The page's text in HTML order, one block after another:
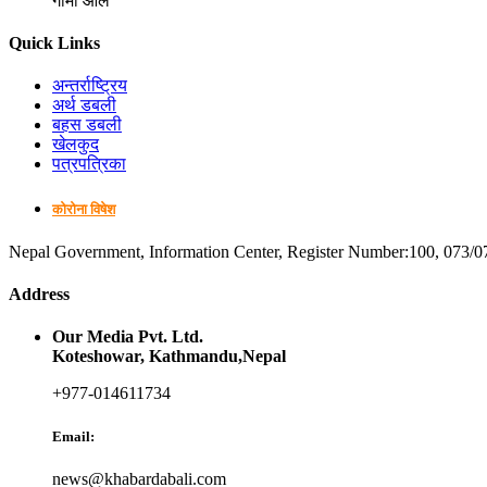
Quick Links
अन्तर्राष्ट्रिय
अर्थ डबली
बहस डबली
खेलकुद
पत्रपत्रिका
कोरोना विषेश
Nepal Government, Information Center, Register Number:100, 073/
Address
Our Media Pvt. Ltd.
Koteshowar, Kathmandu,Nepal
+977-014611734
Email:
news@khabardabali.com